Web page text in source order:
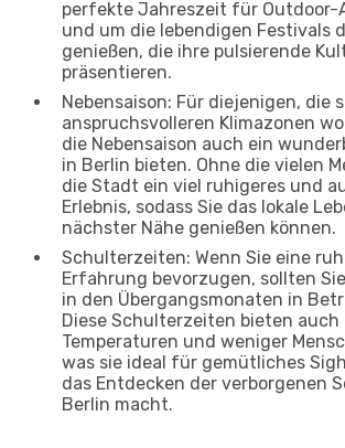
perfekte Jahreszeit für
und um die lebendigen Festivals
genießen, die ihre pulsierende
präsentieren.
Nebensaison: Für diejenigen, die
anspruchsvolleren Klimazonen
die Nebensaison auch ein
in Berlin bieten. Ohne die vielen
die Stadt ein viel ruhigeres und
Erlebnis, sodass Sie das lokale
nächster Nähe genießen können.
Schulterzeiten: Wenn Sie eine
Erfahrung bevorzugen, sollten
in den Übergangsmonaten in
Diese Schulterzeiten bieten auch
Temperaturen und weniger
was sie ideal für gemütliches
das Entdecken der verborgenen
Berlin macht.